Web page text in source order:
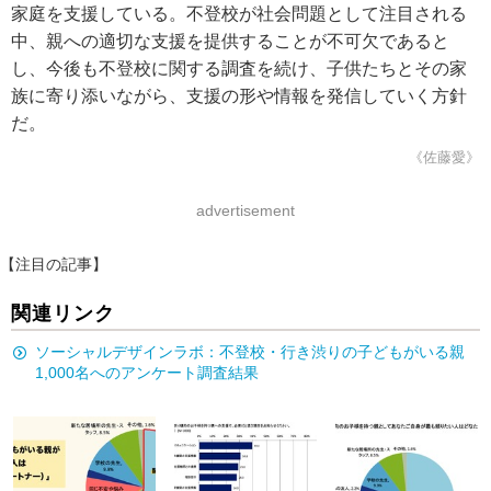
家庭を支援している。不登校が社会問題として注目される
中、親への適切な支援を提供することが不可欠であると
し、今後も不登校に関する調査を続け、子供たちとその家
族に寄り添いながら、支援の形や情報を発信していく方針
だ。
《佐藤愛》
advertisement
【注目の記事】
関連リンク
ソーシャルデザインラボ：不登校・行き渋りの子どもがいる親
1,000名へのアンケート調査結果